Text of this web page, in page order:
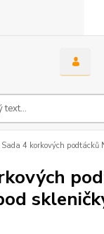
Sada 4 korkových